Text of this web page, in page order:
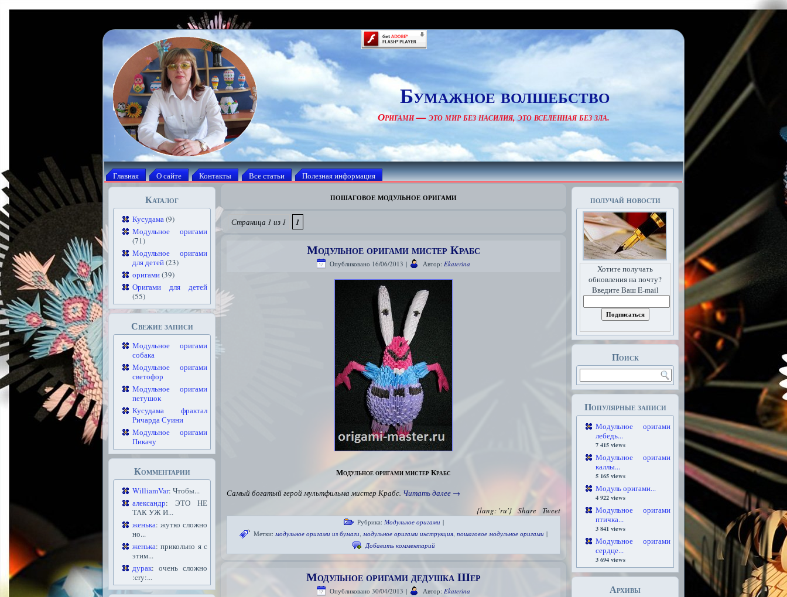
Бумажное волшебство
Оригами — это мир без насилия, это вселенная без зла.
Главная О сайте Контакты Все статьи Полезная информация
Каталог
Кусудама(9)
Модульное оригами
(71)
Модульное оригами
для детей(23)
оригами(39)
Оригами для детей
(55)
Свежие записи
Модульное оригами
собака
Модульное оригами
светофор
Модульное оригами
петушок
Кусудама фрактал
Ричарда Суини
Модульное оригами
Пикачу
Комментарии
WilliamVar: Чтобы...
александр: ЭТО НЕ
ТАК УЖ И...
женька: жутко сложно
но...
женька: прикольно я с
этим...
дурак: очень сложно
:cry:...
пошаговое модульное оригами
Страница 1 из 1 1
Модульное оригами мистер Крабс
Опубликовано 16/06/2013 | Автор: Ekaterina
Модульное оригами мистер Крабс
Самый богатый герой мультфильма мистер Крабс. Читать далее →
Tweet
Share
{lang: 'ru'}
Рубрика: Модульное оригами |
Метки: модульное оригами из бумаги,модульное оригами инструкция, пошаговое модульное оригами |
Добавить комментарий
Модульное оригами дедушка Шер
Опубликовано 30/04/2013 | Автор: Ekaterina
получай новости
Хотите получать
обновления на почту?
Введите Ваш E-mail
Поиск
Популярные записи
Модульное оригами
лебедь...
7 415 views
Модульное оригами
каллы...
5 165 views
Модуль оригами...
4 922 views
Модульное оригами
птичка...
3 841 views
Модульное оригами
сердце...
3 694 views
Архивы